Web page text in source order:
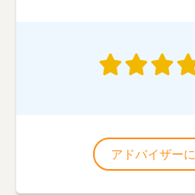
アドバイザー